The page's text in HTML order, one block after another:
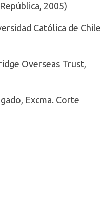
2005)
Católica de Chile
Overseas Trust,
Excma. Corte